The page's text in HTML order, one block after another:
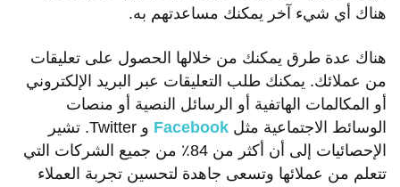
هناك أي شيء آخر يمكنك مساعدتهم به.
هناك عدة طرق يمكنك من خلالها الحصول على تعليقات
من عملائك. يمكنك طلب التعليقات عبر البريد الإلكتروني
أو المكالمات الهاتفية أو الرسائل النصية أو منصات
الوسائط الاجتماعية مثلFacebook
و Twitter. تشير
الإحصائيات إلى أن أكثر من 84٪ من جميع الشركات التي
تتعلم من عملائها وتسعى جاهدة لتحسين تجربة العملاء